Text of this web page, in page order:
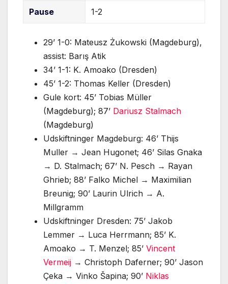
Pause 1-2
29’ 1-0: Mateusz Żukowski (Magdeburg),
assist: Barış Atik
34’ 1-1: K. Amoako (Dresden)
45’ 1-2: Thomas Keller (Dresden)
Gule kort: 45’ Tobias Müller
(Magdeburg); 87’ Dariusz Stalmach
(Magdeburg)
Udskiftninger Magdeburg: 46’ Thijs
Muller → Jean Hugonet; 46’ Silas Gnaka
→ D. Stalmach; 67’ N. Pesch → Rayan
Ghrieb; 88’ Falko Michel → Maximilian
Breunig; 90’ Laurin Ulrich → A.
Millgramm
Udskiftninger Dresden: 75’ Jakob
Lemmer → Luca Herrmann; 85’ K.
Amoako → T. Menzel; 85’ Vincent
Vermeij → Christoph Daferner; 90’ Jason
Çeka → Vinko Šapina; 90’ Niklas